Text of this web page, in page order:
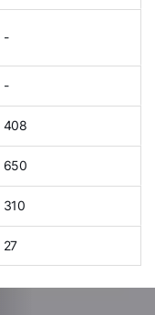
-
-
408
650
310
27